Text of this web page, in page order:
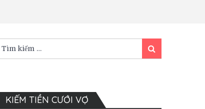
kiếm:
Tìm
kiếm
KIẾM TIỀN CƯỚI VỢ